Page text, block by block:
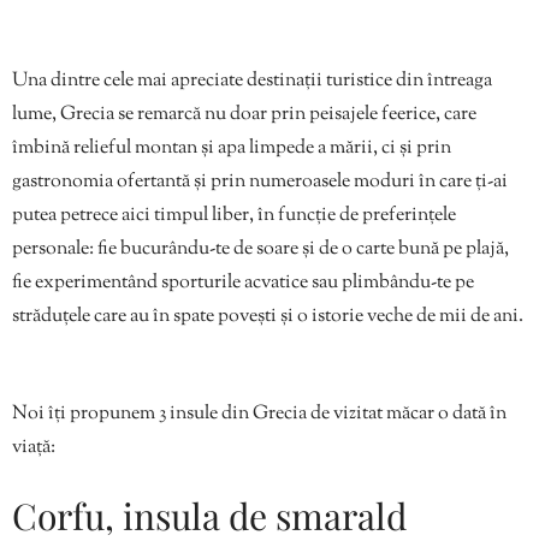
Una dintre cele mai apreciate destinații turistice din întreaga
lume, Grecia se remarcă nu doar prin peisajele feerice, care
îmbină relieful montan și apa limpede a mării, ci și prin
gastronomia ofertantă și prin numeroasele moduri în care ți-ai
putea petrece aici timpul liber, în funcție de preferințele
personale: fie bucurându-te de soare și de o carte bună pe plajă,
fie experimentând sporturile acvatice sau plimbându-te pe
străduțele care au în spate povești și o istorie veche de mii de ani.
Noi îți propunem 3 insule din Grecia de vizitat măcar o dată în
viață:
Corfu, insula de smarald